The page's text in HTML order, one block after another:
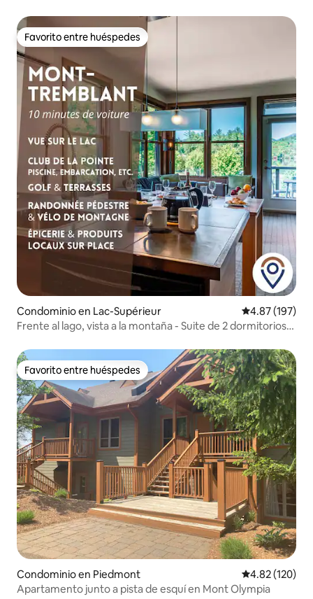
Favorito entre huéspedes
Favorito entre huéspedes
Condominio en Lac-Supérieur Calificación
4.87 (197)
Frente al lago, vista a la montaña - Suite de 2 dormitorios
Favorito entre huéspedes
Favorito entre huéspedes
Condominio en Piedmont Calificación
4.82 (120)
Apartamento junto a pista de esquí en Mont Olympia